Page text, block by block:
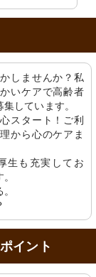
しませんか？私
いケアで高齢者
しています。
スタート！ご利
から心のケアま
生も充実してお
イント